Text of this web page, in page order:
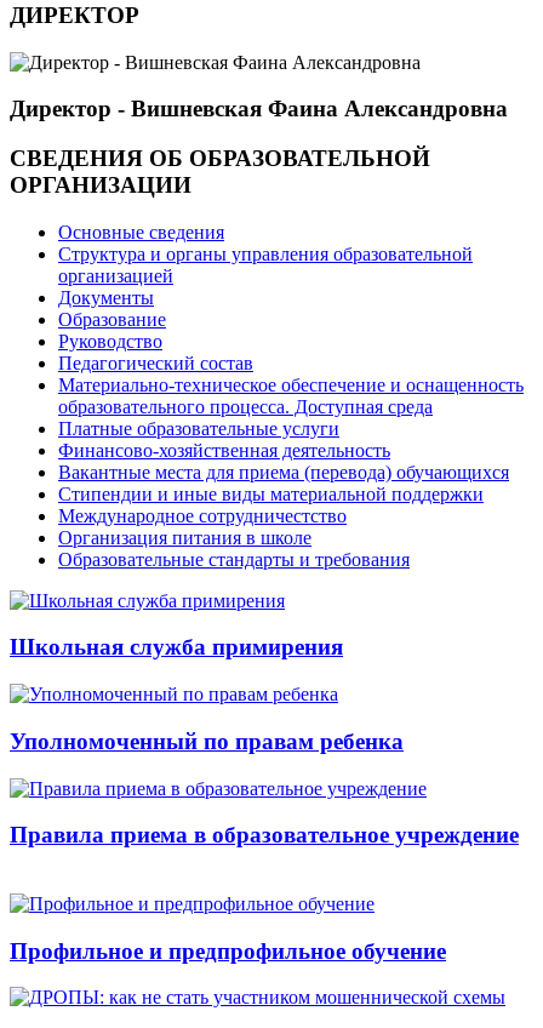
ДИРЕКТОР
Директор - Вишневская Фаина Александровна
СВЕДЕНИЯ ОБ ОБРАЗОВАТЕЛЬНОЙ
ОРГАНИЗАЦИИ
Основные сведения
Структура и органы управления образовательной
организацией
Документы
Образование
Руководство
Педагогический состав
Материально-техническое обеспечение и оснащенность
образовательного процесса. Доступная среда
Платные образовательные услуги
Финансово-хозяйственная деятельность
Вакантные места для приема (перевода) обучающихся
Стипендии и иные виды материальной поддержки
Международное сотрудничестство
Организация питания в школе
Образовательные стандарты и требования
Школьная служба примирения
Уполномоченный по правам ребенка
Правила приема в образовательное учреждение
Профильное и предпрофильное обучение